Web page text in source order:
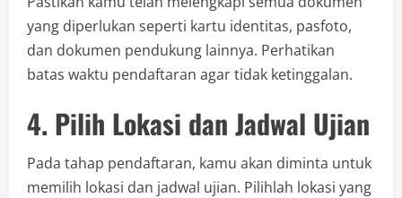
yang diperlukan seperti kartu identitas, pasfoto,
dan dokumen pendukung lainnya. Perhatikan
batas waktu pendaftaran agar tidak ketinggalan.
4. Pilih Lokasi dan Jadwal Ujian
Pada tahap pendaftaran, kamu akan diminta untuk
memilih lokasi dan jadwal ujian. Pilihlah lokasi yang